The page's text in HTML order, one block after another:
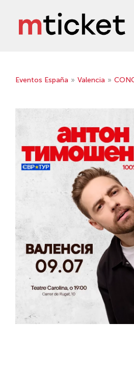
Eventos España » Valencia »